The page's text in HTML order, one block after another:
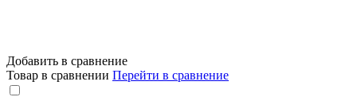
Добавить в сравнение
Товар в сравнении Перейти в сравнение